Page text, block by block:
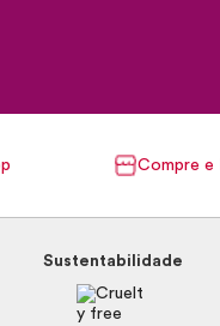
Compre e
Sustentabilidade